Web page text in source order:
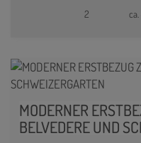
2
MODERNER
BELVEDERE UND